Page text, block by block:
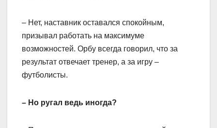
– Нет, наставник оставался спокойным,
призывал работать на максимуме
возможностей. Орбу всегда говорил, что за
результат отвечает тренер, а за игру –
футболисты.
– Но ругал ведь иногда?